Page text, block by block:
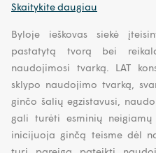
Skaitykite daugiau
Byloje ieškovas siekė
pastatytą tvorą bei
naudojimosi tvarką. LAT
sklypo naudojimo tvarką,
ginčo šalių egzistavusi,
gali turėti esminių
inicijuoja ginčą teisme dėl